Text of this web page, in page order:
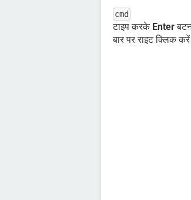
cmd
टाइप करके Enter
बार पर राइट क्लिक